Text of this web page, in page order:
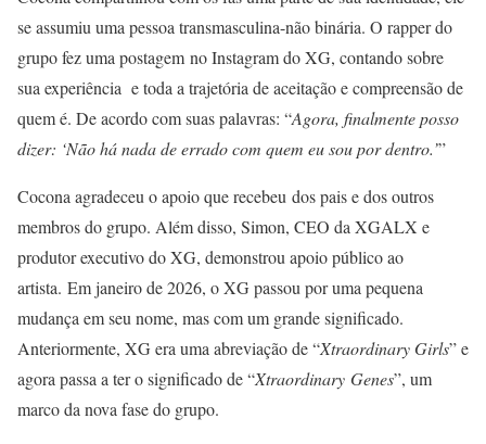
se assumiu uma pessoa transmasculina-não binária. O rapper do
grupo fez uma postagem no Instagram do XG, contando sobre
sua experiência e toda a trajetória de aceitação e compreensão de
quem é. De acordo com suas palavras: “Agora, finalmente posso
dizer: ‘Não há nada de errado com quem eu sou por dentro.’”
Cocona agradeceu o apoio que recebeu dos pais e dos outros
membros do grupo. Além disso, Simon, CEO da XGALX e
produtor executivo do XG, demonstrou apoio público ao
artista. Em janeiro de 2026, o XG passou por uma pequena
mudança em seu nome, mas com um grande significado.
Anteriormente, XG era uma abreviação de “Xtraordinary Girls” e
agora passa a ter o significado de “Xtraordinary Genes”, um
marco da nova fase do grupo.